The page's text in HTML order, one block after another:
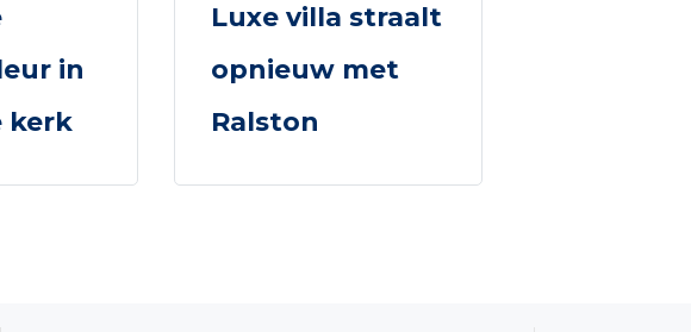
in
kerk
Luxe villa straalt
opnieuw met
Ralston